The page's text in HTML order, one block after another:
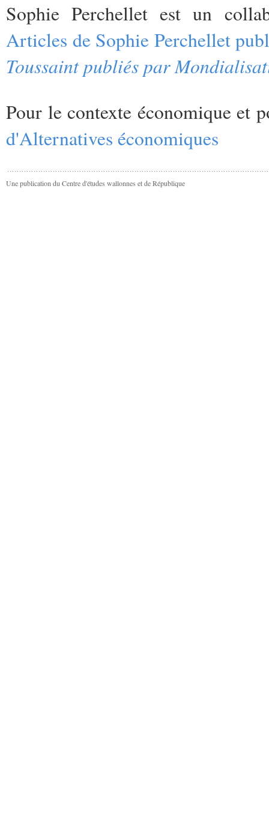
Sophie Perchellet est un
Articles de Sophie Perchellet
Toussaint publiés par
Pour le contexte économique
d'Alternatives économiques
Une publication du Centre d'études wallonnes et de République